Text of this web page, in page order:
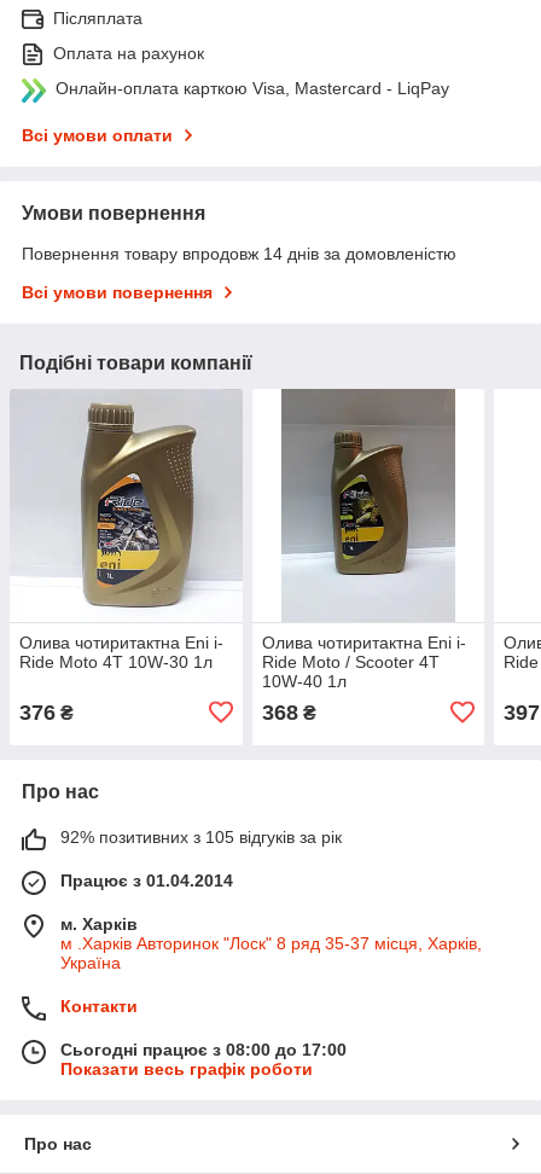
Післяплата
Оплата на рахунок
Онлайн-оплата карткою Visa, Mastercard - LiqPay
Всі умови оплати
Умови повернення
Повернення товару впродовж 14 днів за домовленістю
Всі умови повернення
Подібні товари компанії
Олива чотиритактна Eni i-
Ride Moto 4T 10W-30 1л
376 ₴
Олива чотиритактна Eni i-
Ride Moto / Scooter 4T
10W-40 1л
368₴ 397
Про нас
92% позитивних з 105 відгуків за рік
Працює з 01.04.2014
м. Харків
м .Харків Авторинок "Лоск" 8 ряд 35-37 місця, Харків,
Україна
Контакти
Сьогодні працює з 08:00 до 17:00
Показати весь графік роботи
Про нас